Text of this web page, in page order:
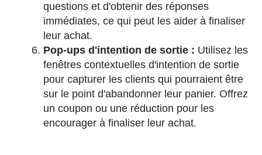
questions et d'obtenir des réponses
immédiates, ce qui peut les aider à finaliser
leur achat.
Pop-ups d'intention de sortie : Utilisez les
fenêtres contextuelles d'intention de sortie
pour capturer les clients qui pourraient être
sur le point d'abandonner leur panier. Offrez
un coupon ou une réduction pour les
encourager à finaliser leur achat.